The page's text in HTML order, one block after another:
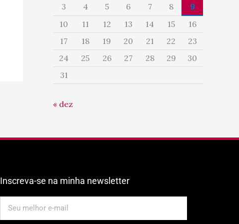
3
4 5 6 7 8
9
10
11 12 13 14 15
16
17
18 19 20 21 22
23
24
25 26 27 28 29
30
31
« dez
Inscreva-se na minha newsletter